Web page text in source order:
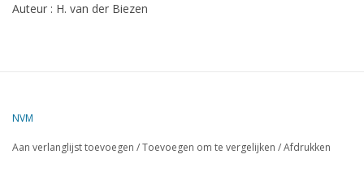
Auteur : H. van der Biezen
NVM
Aan verlanglijst toevoegen /Toevoegen om te vergelijken /Afdrukken